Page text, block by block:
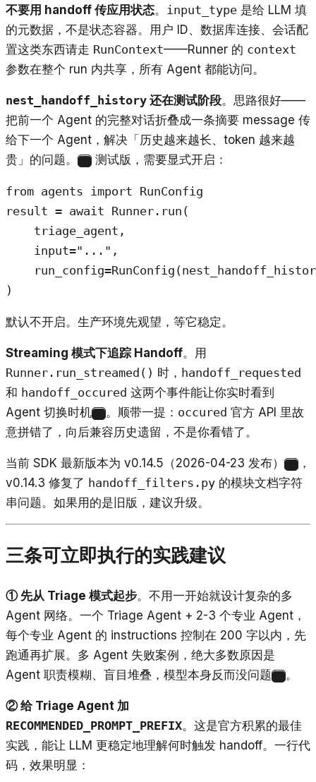
不要用 handoff 传应用状态。 input_type 是给 LLM 填
的元数据，不是状态容器。用户 ID、数据库连接、会话配
置这类东西请走 RunContext——Runner 的 context
参数在整个 run 内共享，所有 Agent 都能访问。
nest_handoff_history 还在测试阶段。思路很好——
把前一个 Agent 的完整对话折叠成一条摘要 message 传
给下一个 Agent，解决「历史越来越长、token 越来越
贵」的问题。
测试版，需要显式开启：
from agents import RunConfig
result = await Runner.run(
    triage_agent,
    input="...",
)
默认不开启。生产环境先观望，等它稳定。
Streaming 模式下追踪 Handoff。用
Runner.run_streamed() 时， handoff_requested
和 handoff_occured 这两个事件能让你实时看到
Agent 切换时机
。顺带一提： occured 官方 API 里故
意拼错了，向后兼容历史遗留，不是你看错了。
当前 SDK 最新版本为 v0.14.5（2026-04-23 发布）
，
v0.14.3 修复了 handoff_filters.py 的模块文档字符
串问题。如果用的是旧版，建议升级。
三条可立即执行的实践建议
① 先从 Triage 模式起步。不用一开始就设计复杂的多
Agent 网络。一个 Triage Agent + 2-3 个专业 Agent，
每个专业 Agent 的 instructions 控制在 200 字以内，先
跑通再扩展。多 Agent 失败案例，绝大多数原因是
Agent 职责模糊、盲目堆叠，模型本身反而没问题
。
② 给 Triage Agent 加
RECOMMENDED_PROMPT_PREFIX。这是官方积累的最佳
实践，能让 LLM 更稳定地理解何时触发 handoff。一行代
码，效果明显：